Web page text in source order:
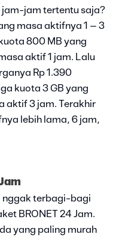
jam-jam tertentu saja?
masa aktifnya 1 – 3
800 MB yang
aktif 1 jam. Lalu
Rp 1.390
kuota 3 GB yang
aktif 3 jam. Terakhir
lebih lama, 6 jam,
nggak terbagi-bagi
BRONET 24 Jam.
yang paling murah